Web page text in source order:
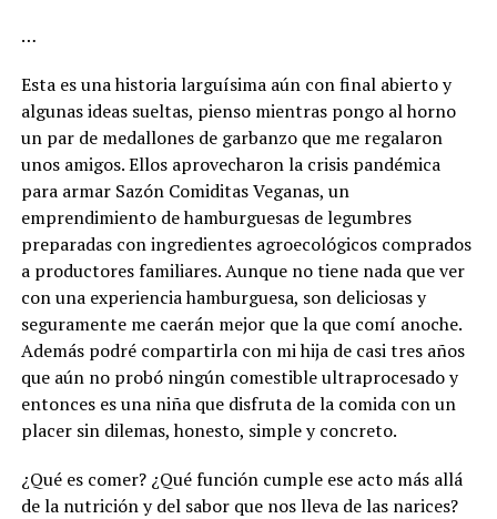
…
Esta es una historia larguísima aún con final abierto y
algunas ideas sueltas, pienso mientras pongo al horno
un par de medallones de garbanzo que me regalaron
unos amigos. Ellos aprovecharon la crisis pandémica
para armar Sazón Comiditas Veganas, un
emprendimiento de hamburguesas de legumbres
preparadas con ingredientes agroecológicos comprados
a productores familiares. Aunque no tiene nada que ver
con una experiencia hamburguesa, son deliciosas y
seguramente me caerán mejor que la que comí anoche.
Además podré compartirla con mi hija de casi tres años
que aún no probó ningún comestible ultraprocesado y
entonces es una niña que disfruta de la comida con un
placer sin dilemas, honesto, simple y concreto.
¿Qué es comer? ¿Qué función cumple ese acto más allá
de la nutrición y del sabor que nos lleva de las narices?